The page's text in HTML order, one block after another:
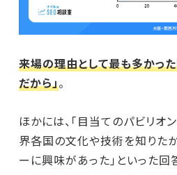
来場の理由として最も多かっ
だから」。
ほかには、「目当てのパビリオ
界各国の文化や技術を知りたか
ーに興味があった」といった回